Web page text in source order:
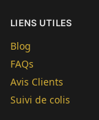
LIENS UTILES
Blog
FAQs
Avis Clients
Suivi de colis